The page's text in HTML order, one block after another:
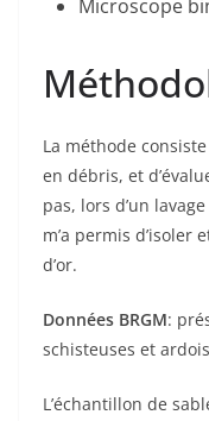
Microscope
La méthode
en débris, et
pas, lors d’un
m’a permis
d’or.
Données BRGM:
schisteuses et
L’échantillon de